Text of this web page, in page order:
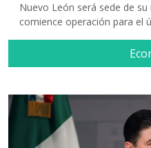
Nuevo León será sede de
comience operación para el